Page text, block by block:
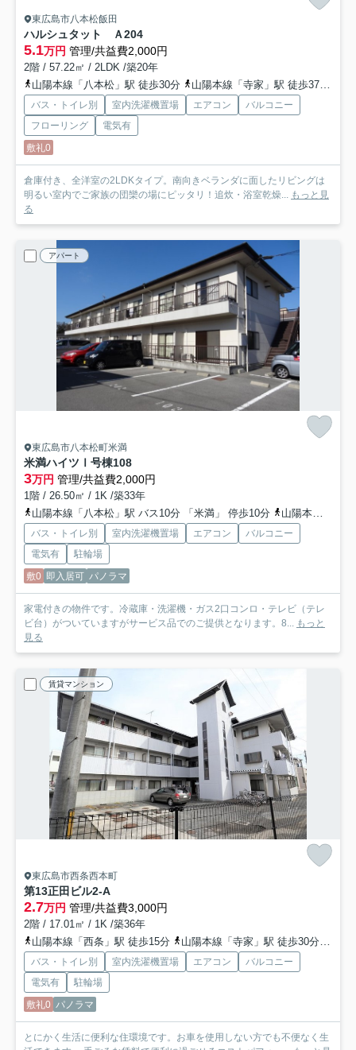
東広島市八本松飯田
ハルシュタット Ａ204
5.1万円 管理/共益費2,000円
2階 / 57.22㎡ / 2LDK /築20年
山陽本線「八本松」駅 徒歩30分
山陽本線「寺家」駅 徒歩37分
バス・トイレ別 室内洗濯機置場 エアコン
バルコニー
フローリング
電気有
敷礼0
倉庫付き、全洋室の2LDKタイプ。南向きベランダに面したリビングは
明るい室内でご家族の団欒の場にピッタリ！追炊・浴室乾燥... もっと見
る
アパート
東広島市八本松町米満
米満ハイツⅠ号棟108
3万円 管理/共益費2,000円
1階 / 26.50㎡ / 1K /築33年
山陽本線「八本松」駅 バス10分 「米満」 停歩10分
山陽本線「寺家」駅 徒歩21分
バス・トイレ別 室内洗濯機置場 エアコン
バルコニー
電気有
駐輪場
敷0 即入居可 パノラマ
家電付きの物件です。冷蔵庫・洗濯機・ガス2口コンロ・テレビ（テレ
ビ台）がついていますがサービス品でのご提供となります。8... もっと
見る
賃貸マンション
東広島市西条西本町
第13正田ビル2-A
2.7万円 管理/共益費3,000円
2階 / 17.01㎡ / 1K /築36年
山陽本線「西条」駅 徒歩15分
山陽本線「寺家」駅 徒歩30分
バス・トイレ別 室内洗濯機置場 エアコン
バルコニー
電気有
駐輪場
敷礼0 パノラマ
とにかく生活に便利な住環境です。お車を使用しない方でも不便なく生